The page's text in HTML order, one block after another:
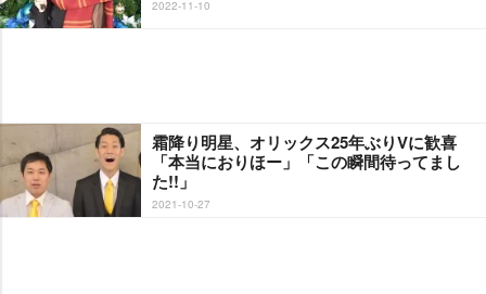
2022-11-10
霜降り明星、オリックス25年ぶりVに歓喜
「本当におりほー」「この瞬間待ってまし
た!!」
2021-10-27